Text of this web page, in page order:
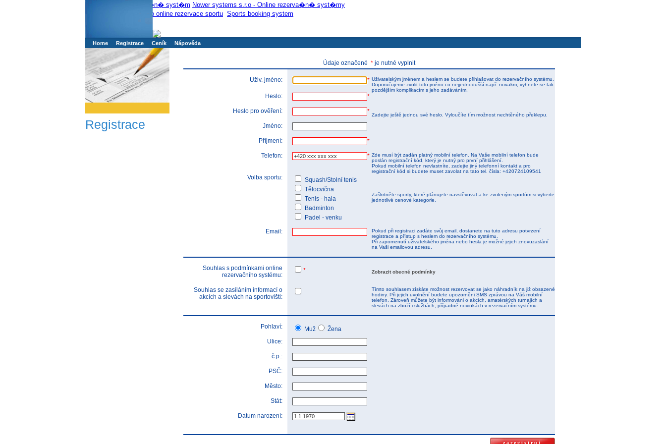
Booker online rezerva�n� syst�m Nower systems s.r.o - Online rezerva�n� syst�my
Rezervujse - Port�l pro online rezervace sportu Sports booking system
Home Registrace Ceník Nápověda
Registrace
Údaje označené *je nutné vyplnit
Uživ. jméno: * Uživatelským jménem a heslem se budete přihlašovat do rezervačního systému.
Doporučujeme zvolit toto jméno co nejjednodušší např. novakm, vyhnete se tak
pozdějším komplikacím s jeho zadáváním.
Heslo: *
Heslo pro ověření: * Zadejte ještě jednou své heslo. Vyloučíte tím možnost nechtěného překlepu.
Jméno:
Příjmení: *
Telefon: * Zde musí být zadán platný mobilní telefon. Na Vaše mobilní telefon bude
poslán registrační kód, který je nutný pro první přihlášení.
Pokud mobilní telefon nevlastníte, zadejte jiný telefonní kontakt a pro
registrační kód si budete muset zavolat na tato tel. čísla: +420724109541
Volba sportu:
Squash/Stolní tenis
Tělocvična
Tenis - hala
Badminton
Padel - venku
Zaškrtněte sporty, které plánujete navstěvovat a ke zvoleným sportům si vyberte
jednotlivé cenové kategorie.
Email:
Pokud při registraci zadáte svůj email, dostanete na tuto adresu potvrzení
registrace a přístup s heslem do rezervačního systému.
Při zapomenutí uživatelského jména nebo hesla je možné jejich znovuzaslání
na Vaši emailovou adresu.
Souhlas s podmínkami online
rezervačního systému:
* Zobrazit obecné podmínky
Souhlas se zasíláním informací o
akcích a slevách na sportovišti:
Tímto souhlasem získáte možnost rezervovat se jako náhradník na již obsazené
hodiny. Při jejich uvolnění budete upozorněni SMS zprávou na Váš mobilní
telefon. Zároveň můžete být informováni o akcích, amatérských turnajích a
slevách na zboží i službách, případně novinkách v rezervačním systému.
Pohlaví: Muž
Žena
Ulice:
č.p.:
PSČ:
Město:
Stát:
Datum narození: